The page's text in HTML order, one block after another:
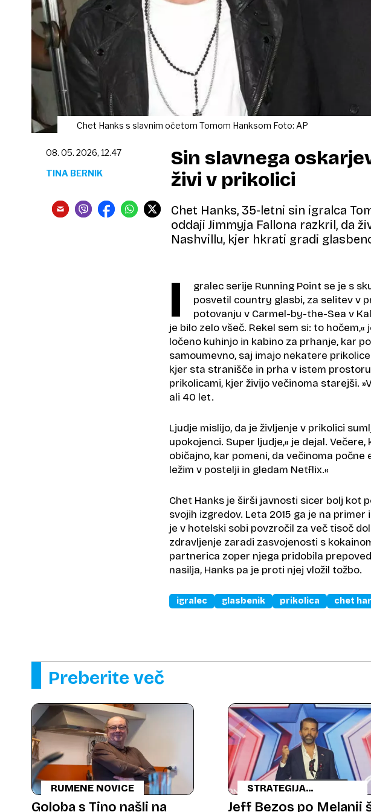
Chet Hanks s slavnim očetom Tomom Hanksom Foto: AP
Sin slavnega
živi v prikolici
Chet Hanks, 35-letni sin igralca
oddaji Jimmyja Fallona razkril, da
Nashvillu, kjer hkrati gradi
08. 05. 2026, 12.47
TINA BERNIK
I
gralec serije Running Point se je s
posvetil country glasbi, za selitev v
potovanju v Carmel-by-the-Sea v
je bilo zelo všeč. Rekel sem si: to
ločeno kuhinjo in kabino za prhanje, kar
samoumevno, saj imajo nekatere
kjer sta stranišče in prha v istem
prikolicami, kjer živijo večinoma starejši.
ali 40 let.
Ljudje mislijo, da je življenje v prikolici
upokojenci. Super ljudje,« je dejal.
običajno, kar pomeni, da večinoma
ležim v postelji in gledam Netflix.«
Chet Hanks je širši javnosti sicer bolj kot
svojih izgredov. Leta 2015 ga je na
je v hotelski sobi povzročil za več tisoč
zdravljenje zaradi zasvojenosti s
partnerica zoper njega pridobila
nasilja, Hanks pa je proti njej vložil tožbo.
igralec glasbenik prikolica chet
Preberite več
RUMENE NOVICE
Goloba s Tino našli na
STRATEGIJA
PRIBLIŽEVANJA
Jeff Bezos po Melanii